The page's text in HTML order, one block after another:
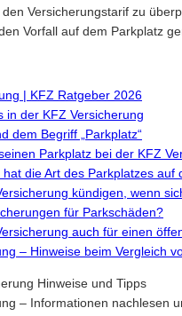
Versicherungstarif zu
Vorfall auf dem Parkplatz
| KFZ Ratgeber 2026
in der KFZ Versicherung
dem Begriff „Parkplatz“
Parkplatz bei der KFZ
die Art des Parkplatzes auf
kündigen, wenn
für Parkschäden?
auch für einen
– Hinweise beim Vergleich
– Informationen nachlesen